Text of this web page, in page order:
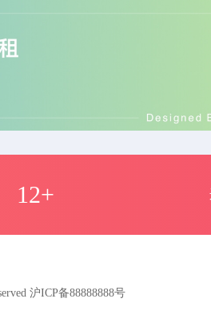
12+
沪ICP备88888888号